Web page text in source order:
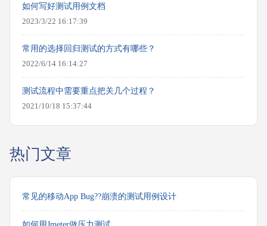
如何写好测试用例文档
2023/3/22 16:17:39
常用的选择回归测试的方式有哪些？
2022/6/14 16:14:27
测试流程中需要重点把关几个过程？
2021/10/18 15:37:44
热门文章
常见的移动App Bug??崩溃的测试用例设计